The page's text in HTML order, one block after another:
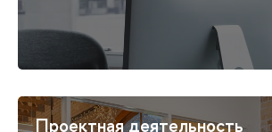
Проектная деятельность